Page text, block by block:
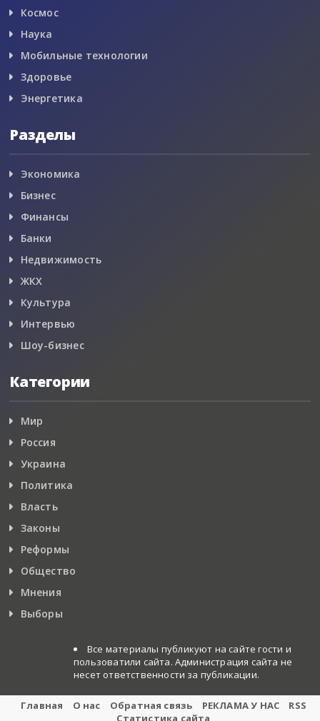
Космос
Наука
Мобильные технологии
Здоровье
Энергетика
Разделы
Экономика
Бизнес
Финансы
Банки
Недвижимость
ЖКХ
Культура
Интервью
Шоу-бизнес
Категории
Мир
Россия
Украина
Политика
Власть
Законы
Реформы
Общество
Мнения
Выборы
Все материалы публикуют на сайте гости и
пользоватили сайта. Администрация сайта не
несет ответственности за публикации.
Главная О нас Обратная связь РЕКЛАМА У НАС
RSS
Статистика сайта